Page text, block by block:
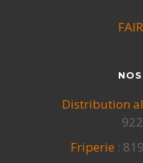
Distribution
Friperie :